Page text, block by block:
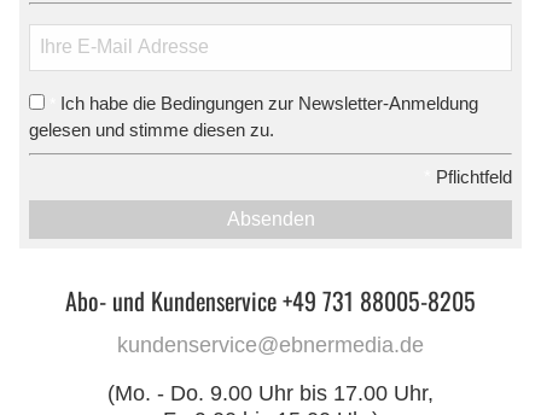
Ich habe die Bedingungen zur Newsletter-Anmeldung
gelesen und stimme diesen zu.
Pflichtfeld
Absenden
Abo- und Kundenservice +49 731 88005-8205
kundenservice@ebnermedia.de
(Mo. - Do. 9.00 Uhr bis 17.00 Uhr,